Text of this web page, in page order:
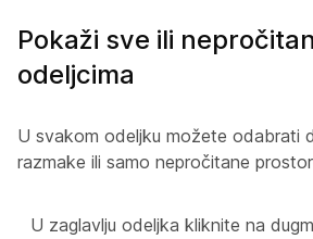
Pokaži sve ili
odeljcima
U svakom odeljku možete odabrati
razmake ili samo nepročitane
U zaglavlju odeljka kliknite na